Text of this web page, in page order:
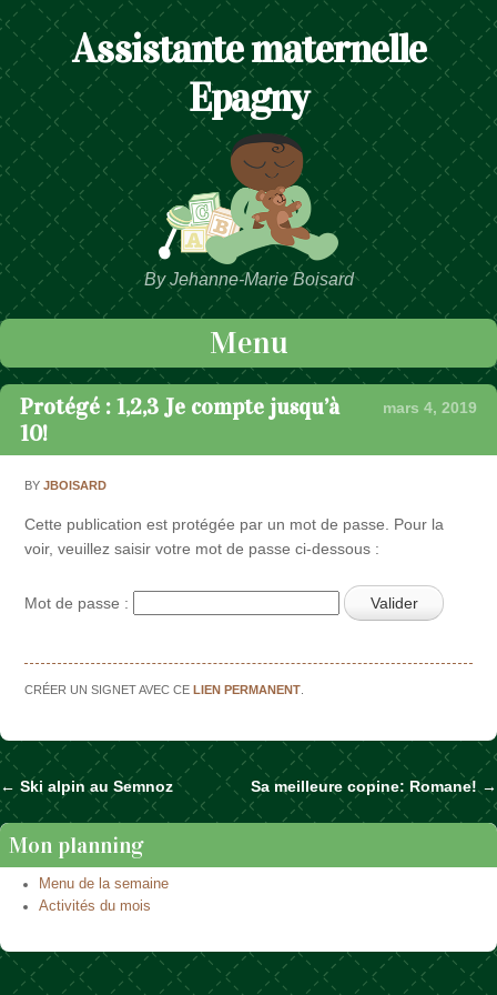
Assistante maternelle
Epagny
By Jehanne-Marie Boisard
Menu
Passer au contenu
Protégé : 1,2,3 Je compte jusqu’à
10!
mars 4, 2019
BYJBOISARD
Cette publication est protégée par un mot de passe. Pour la
voir, veuillez saisir votre mot de passe ci-dessous :
Mot de passe :
CRÉER UN SIGNET AVEC CELIEN PERMANENT
Naviguer dans les articles
← Ski alpin au Semnoz Sa meilleure copine: Romane! →
Mon planning
Menu de la semaine
Activités du mois